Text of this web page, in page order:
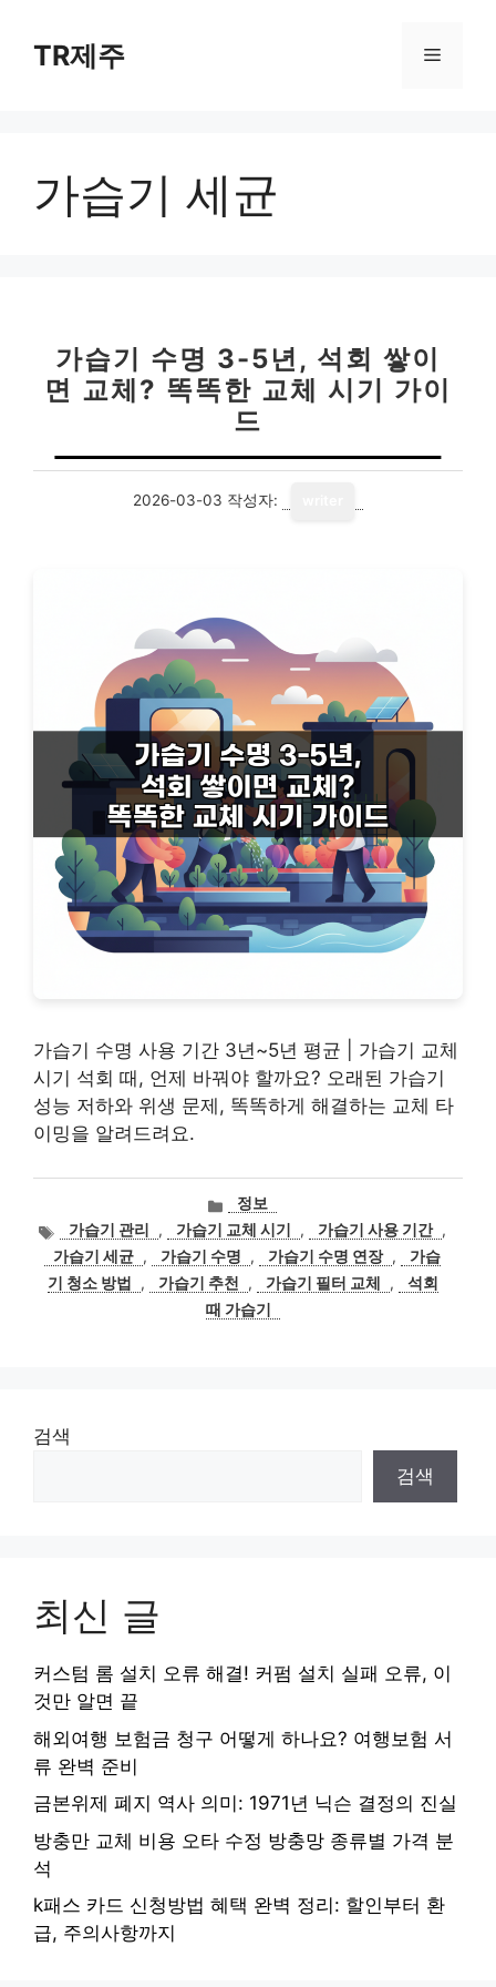
TR제주 메
가습기 세균
가습기 수명 3-5년, 석회 쌓이
면 교체? 똑똑한 교체 시기 가이
드
2026-03-03 작성자:
가습기 수명 사용 기간 3년~5년 평균 | 가습기 교체
시기 석회 때, 언제 바꿔야 할까요? 오래된 가습기
성능 저하와 위생 문제, 똑똑하게 해결하는 교체 타
이밍을 알려드려요.
카
테
고
리
정보
태
그
가습기 관리 , 가습기 교체 시기 , 가습기 사용 기간 ,
가습기 세균 , 가습기 수명 , 가습기 수명 연장 ,
가습
기 청소 방법
, 가습기 추천 , 가습기 필터 교체 ,
석회
때 가습기
검색
검색
최신 글
커스텀 롬 설치 오류 해결! 커펌 설치 실패 오류, 이
것만 알면 끝
해외여행 보험금 청구 어떻게 하나요? 여행보험 서
류 완벽 준비
금본위제 폐지 역사 의미: 1971년 닉슨 결정의 진실
방충만 교체 비용 오타 수정 방충망 종류별 가격 분
석
k패스 카드 신청방법 혜택 완벽 정리: 할인부터 환
급, 주의사항까지